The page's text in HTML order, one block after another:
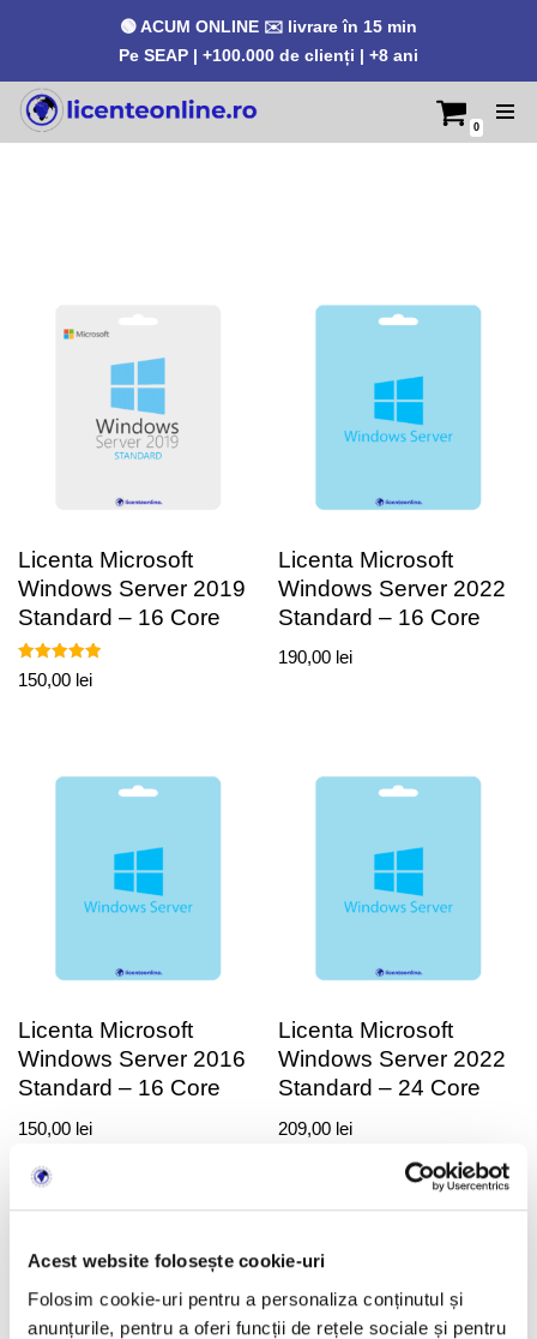
Acest website folosește cookie-uri
Folosim cookie-uri pentru a personaliza conținutul și
anunțurile, pentru a oferi funcții de rețele sociale și pentru
🟢 ACUM ONLINE ✉️ livrare în 15 min
Pe SEAP | +100.000 de clienți | +8 ani
Sari
0
Licenta Microsoft
Windows Server 2019
Standard – 16 Core
Evaluat la
5.00
150,00 lei
Licenta Microsoft
Windows Server 2022
Standard – 16 Core
190,00 lei
Licenta Microsoft
Windows Server 2016
Standard – 16 Core
150,00 lei
Licenta Microsoft
Windows Server 2022
Standard – 24 Core
209,00 lei